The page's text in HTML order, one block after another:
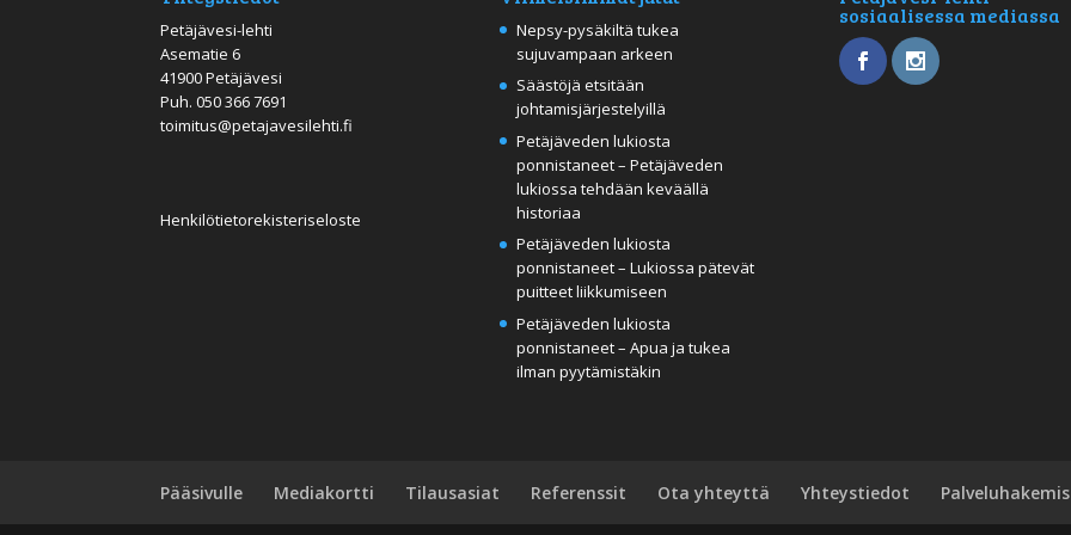
Petäjävesi-lehti
Asematie 6
41900 Petäjävesi
Puh.050 366 7691
toimitus@petajavesilehti.fi
Henkilötietorekisteriseloste
Nepsy-pysäkiltä tukea
sujuvampaan arkeen
Säästöjä etsitään
johtamisjärjestelyillä
Petäjäveden lukiosta
ponnistaneet – Petäjäveden
lukiossa tehdään keväällä
historiaa
Petäjäveden lukiosta
ponnistaneet – Lukiossa pätevät
puitteet liikkumiseen
Petäjäveden lukiosta
ponnistaneet – Apua ja tukea
ilman pyytämistäkin
sosiaalisessa mediassa
Pääsivulle Mediakortti Tilausasiat Referenssit Ota yhteyttä Yhteystiedot